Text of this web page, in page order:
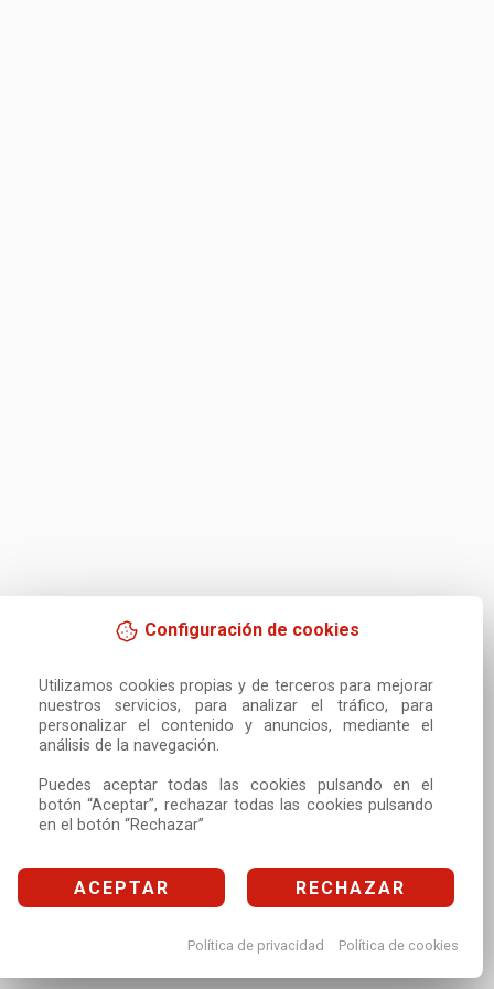
Configuración de cookies
Utilizamos cookies propias y de terceros para mejorar
nuestros servicios, para analizar el tráfico, para
personalizar el contenido y anuncios, mediante el
análisis de la navegación.
Puedes aceptar todas las cookies pulsando en el
botón “Aceptar”, rechazar todas las cookies pulsando
en el botón “Rechazar”
ACEPTAR RECHAZAR
Política de privacidad Política de cookies